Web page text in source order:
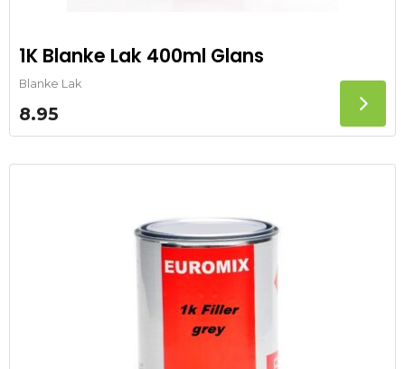
1K Blanke Lak 400ml Glans
Blanke Lak
8.95